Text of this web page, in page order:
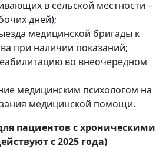
в сельской местности –
дней);
медицинской бригады к
при наличии показаний;
во внеочередном
медицинским психологом на
медицинской помощи.
пациентов с хроническими
с 2025 года)